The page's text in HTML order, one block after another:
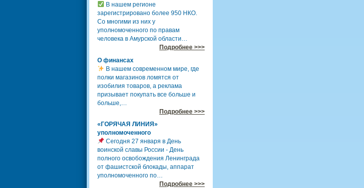
В нашем регионе
зарегистрировано более 950 НКО.
Со многими из них у
уполномоченного по правам
человека в Амурской области…
Подробнее >>>
О финансах
В нашем современном мире, где
полки магазинов ломятся от
изобилия товаров, а реклама
призывает покупать все больше и
больше,…
Подробнее >>>
«ГОРЯЧАЯ ЛИНИЯ»
уполномоченного
Сегодня 27 января в День
воинской славы России - День
полного освобождения Ленинграда
от фашистской блокады, аппарат
уполномоченного по…
Подробнее >>>